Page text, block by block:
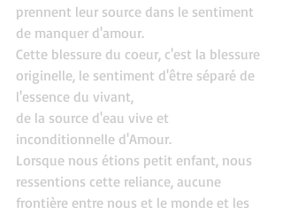
prennent leur source dans le sentiment
de manquer d'amour.
Cette blessure du coeur, c'est la blessure
originelle, le sentiment d'être séparé de
l'essence du vivant,
de la source d'eau vive et
inconditionnelle d'Amour.
Lorsque nous étions petit enfant, nous
ressentions cette reliance, aucune
frontière entre nous et le monde et les